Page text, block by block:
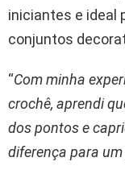
iniciantes e ideal
conjuntos
“Com minha
crochê, aprendi
dos pontos e
diferença para